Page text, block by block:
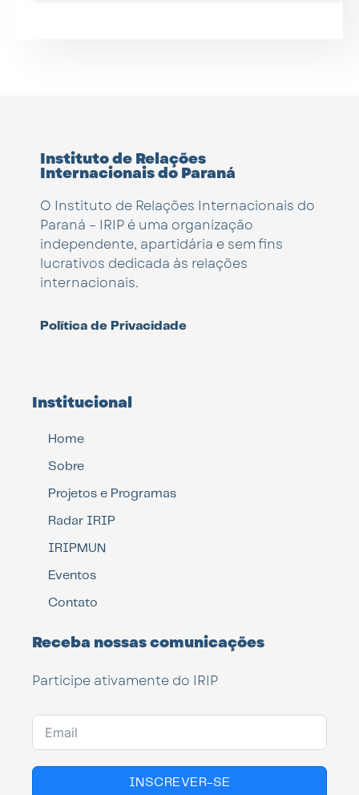
Instituto de Relações
Internacionais do Paraná
O Instituto de Relações Internacionais do
Paraná – IRIP é uma organização
independente, apartidária e sem fins
lucrativos dedicada às relações
internacionais.
Política de Privacidade
Institucional
Home
Sobre
Projetos e Programas
Radar IRIP
IRIPMUN
Eventos
Contato
Receba nossas comunicações
Participe ativamente do IRIP
INSCREVER-SE